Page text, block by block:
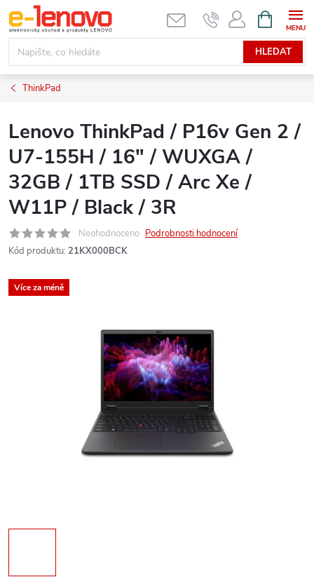
Přejít
na
obsah
HLEDAT
NÁKUPNÍ
KOŠÍK
ThinkPad
Lenovo ThinkPad / P16v Gen 2 /
U7-155H / 16" / WUXGA /
32GB / 1TB SSD / Arc Xe /
W11P / Black / 3R
Neohodnoceno Podrobnosti hodnocení
Kód produktu: 21KX000BCK
Více za méně